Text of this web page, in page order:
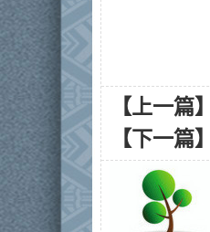
【上一篇】
【下一篇】